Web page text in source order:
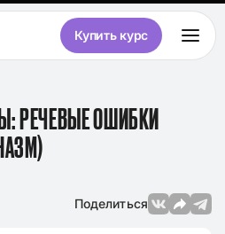
Купить курс
РЕЧЕВЫЕ ОШИБКИ
Поделиться